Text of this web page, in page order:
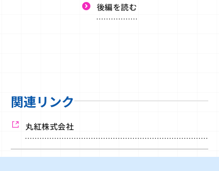
後編を読む
関連リンク
丸紅株式会社